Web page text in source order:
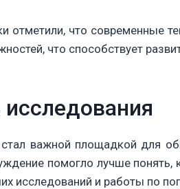
отметили, что современные
что способствует
важной площадкой для
помогло лучше
исследований и работы по